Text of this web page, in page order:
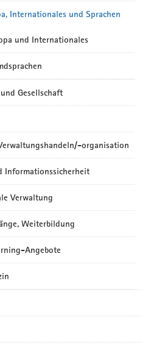
Internationales und Sprachen
und Internationales
Gesellschaft
organisation
Informationssicherheit
Verwaltung
Weiterbildung
Angebote